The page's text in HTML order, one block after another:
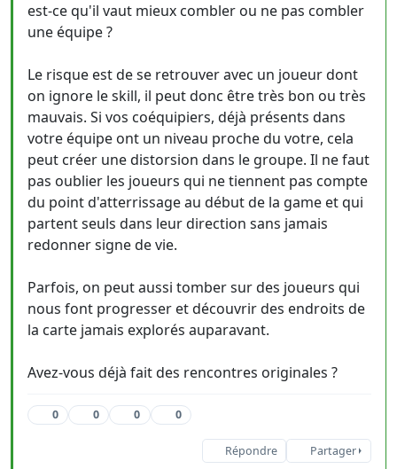
est-ce qu'il vaut mieux combler ou ne pas combler
une équipe ?
Le risque est de se retrouver avec un joueur dont
on ignore le skill, il peut donc être très bon ou très
mauvais. Si vos coéquipiers, déjà présents dans
votre équipe ont un niveau proche du votre, cela
peut créer une distorsion dans le groupe. Il ne faut
pas oublier les joueurs qui ne tiennent pas compte
du point d'atterrissage au début de la game et qui
partent seuls dans leur direction sans jamais
redonner signe de vie.
Parfois, on peut aussi tomber sur des joueurs qui
nous font progresser et découvrir des endroits de
la carte jamais explorés auparavant.
Avez-vous déjà fait des rencontres originales ?
0 0 0 0
Répondre Partager